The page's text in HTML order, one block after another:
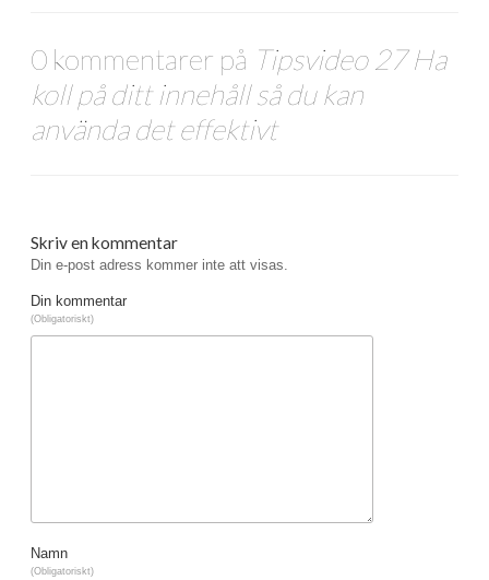
0 kommentarer på Tipsvideo 27 Ha
koll på ditt innehåll så du kan
använda det effektivt
Skriv en kommentar
Din e-post adress kommer inte att visas.
Din kommentar
(Obligatoriskt)
Namn
(Obligatoriskt)